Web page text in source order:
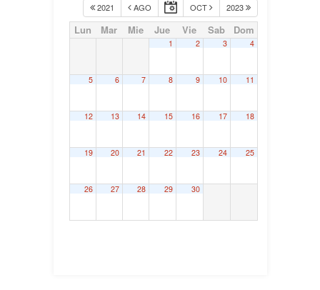
2021 AGO OCT 2023
Lun Mar Mie Jue Vie Sab Dom
1 2 3 4
5 6 7 8 9 10 11
12 13 14 15 16 17 18
19 20 21 22 23 24 25
26 27 28 29 30